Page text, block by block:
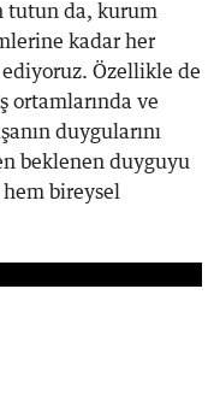
tutun da, kurum
kadar her
ediyoruz. Özellikle de
ortamlarında ve
duygularını
beklenen duyguyu
bireysel